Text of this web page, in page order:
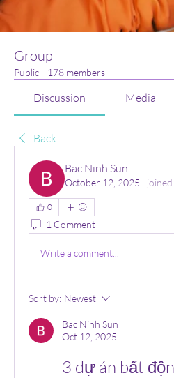
Group
Public · 178 members
Discussion Media
Back
Bac Ninh Sun
October 12, 2025 ·
0
1 Comment
Write a comment...
Sort by: Newest
Bac Ninh Sun
Oct 12, 2025
3 dự án bất